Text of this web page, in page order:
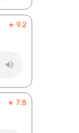
★ 9.2
★ 7.8